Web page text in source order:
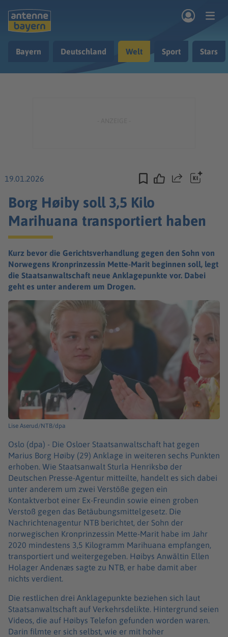
Nachrichten
Bayern Deutschland Welt Sport Stars
19.01.2026 Teilen
Borg Høiby soll 3,5 Kilo
Marihuana transportiert haben
Kurz bevor die Gerichtsverhandlung gegen den Sohn von
Norwegens Kronprinzessin Mette-Marit beginnen soll, legt
die Staatsanwaltschaft neue Anklagepunkte vor. Dabei
geht es unter anderem um Drogen.
Lise Aserud/NTB/dpa
Oslo (dpa) - Die Osloer Staatsanwaltschaft hat gegen
Marius Borg Høiby (29) Anklage in weiteren sechs Punkten
erhoben. Wie Staatsanwalt Sturla Henriksbø der
Deutschen Presse-Agentur mitteilte, handelt es sich dabei
unter anderem um zwei Verstöße gegen ein
Kontaktverbot einer Ex-Freundin sowie einen groben
Verstoß gegen das Betäubungsmittelgesetz. Die
Nachrichtenagentur NTB berichtet, der Sohn der
norwegischen Kronprinzessin Mette-Marit habe im Jahr
2020 mindestens 3,5 Kilogramm Marihuana empfangen,
transportiert und weitergegeben. Høibys Anwältin Ellen
Holager Andenæs sagte zu NTB, er habe damit aber
nichts verdient.
Die restlichen drei Anklagepunkte beziehen sich laut
Staatsanwaltschaft auf Verkehrsdelikte. Hintergrund seien
Videos, die auf Høibys Telefon gefunden worden waren.
Darin filmte er sich selbst, wie er mit hoher